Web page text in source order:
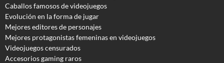
Caballos famosos de videojuegos
Evolución en la forma de jugar
Mejores editores de personajes
Mejores protagonistas femeninas en videojuegos
Videojuegos censurados
Accesorios gaming raros